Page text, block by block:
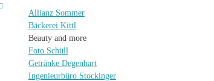
Allianz Sommer
Bäckerei Kittl
Beauty and more
Foto Schüll
Getränke Degenhart
Ingenieurbüro Stockinger